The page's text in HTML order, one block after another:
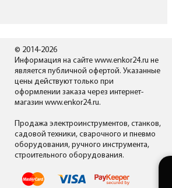
© 2014-2026
Информация на сайте www.enkor24.ru не
является публичной офертой. Указанные
цены действуют только при
оформлении заказа через интернет-
магазин www.enkor24.ru.
Продажа электроинструментов, станков,
садовой техники, сварочного и пневмо
оборудования, ручного инструмента,
строительного оборудования.